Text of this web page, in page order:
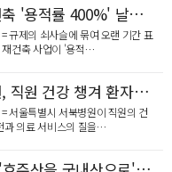
방 총력
한 산림경영 모색
량 높인다”… 천안교…
려”… 천안서북소방…
양평신동아 재건축 '용적률 400%' 날개 달았다
규제의 쇠사슬에 묶여 오랜 기간 표
재건축 사업이 '용적…
서울시 서북병원, 직원 건강 챙겨 환자안전까지 높인다
서울특별시 서북병원이 직원의 건
과 의료 서비스의 질을…